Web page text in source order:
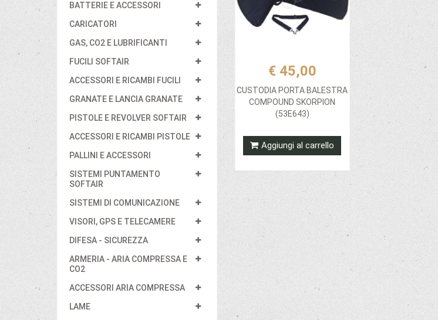
BATTERIE E ACCESSORI
CARICATORI
GAS, CO2 E LUBRIFICANTI
FUCILI SOFTAIR
ACCESSORI E RICAMBI FUCILI
GRANATE E LANCIA GRANATE
PISTOLE E REVOLVER SOFTAIR
ACCESSORI E RICAMBI PISTOLE
PALLINI E ACCESSORI
SISTEMI PUNTAMENTO
SOFTAIR
SISTEMI DI COMUNICAZIONE
VISORI, GPS E TELECAMERE
DIFESA - SICUREZZA
ARMERIA - ARIA COMPRESSA E
CO2
ACCESSORI ARIA COMPRESSA
LAME
€ 45,00
CUSTODIA PORTA BALESTRA
COMPOUND SKORPION
(53E643)
Aggiungi al carrello